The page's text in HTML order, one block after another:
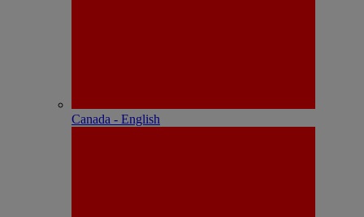
Canada - English